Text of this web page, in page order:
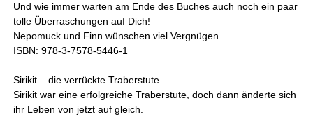
Und wie immer warten am Ende des Buches auch noch ein paar
tolle Überraschungen auf Dich!
Nepomuck und Finn wünschen viel Vergnügen.
ISBN: 978-3-7578-5446-1
Sirikit – die verrückte Traberstute
Sirikit war eine erfolgreiche Traberstute, doch dann änderte sich
ihr Leben von jetzt auf gleich.